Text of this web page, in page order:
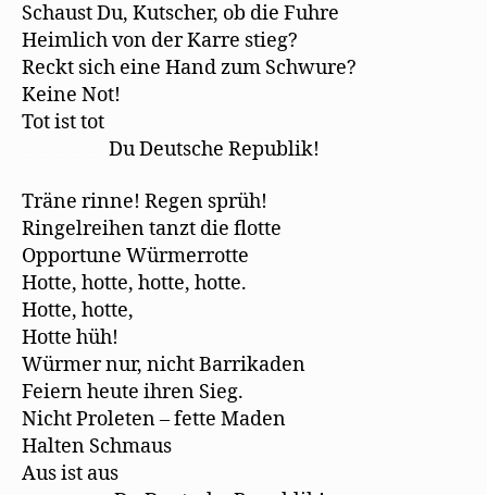
Schaust Du, Kutscher, ob die Fuhre
Heimlich von der Karre stieg?
Reckt sich eine Hand zum Schwure?
Keine Not!
Tot ist tot
Du Deutsche Republik!
Träne rinne! Regen sprüh!
Ringelreihen tanzt die flotte
Opportune Würmerrotte
Hotte, hotte, hotte, hotte.
Hotte, hotte,
Hotte hüh!
Würmer nur, nicht Barrikaden
Feiern heute ihren Sieg.
Nicht Proleten – fette Maden
Halten Schmaus
Aus ist aus